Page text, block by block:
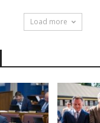
Load more